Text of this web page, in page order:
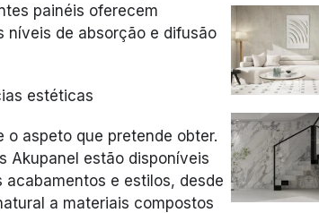
painéis oferecem
níveis de absorção e difusão
estéticas
o aspeto que pretende obter.
Akupanel estão disponíveis
acabamentos e estilos, desde
a materiais compostos